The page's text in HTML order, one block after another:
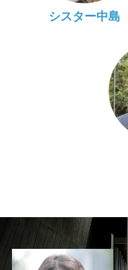
シスター中島